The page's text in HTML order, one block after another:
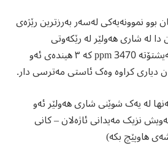
نموونەیەکی لەسەر بەرزترین رێژەی
دا لە شاری هەولێر لە رێکەوتی
٢٦-٤-٢٠٢٣ کە رێژەکەی گەیشتۆتە 3470 ppm کە ٣ هیندەی ئەو
دیاری کراوە وەک ئاستی مەترسی دار.
لە یەک شوێنی شاری هەولێر ئەو
نزیک مەیدانی ئاژەلان – کانی
هاوپێچ بکە)